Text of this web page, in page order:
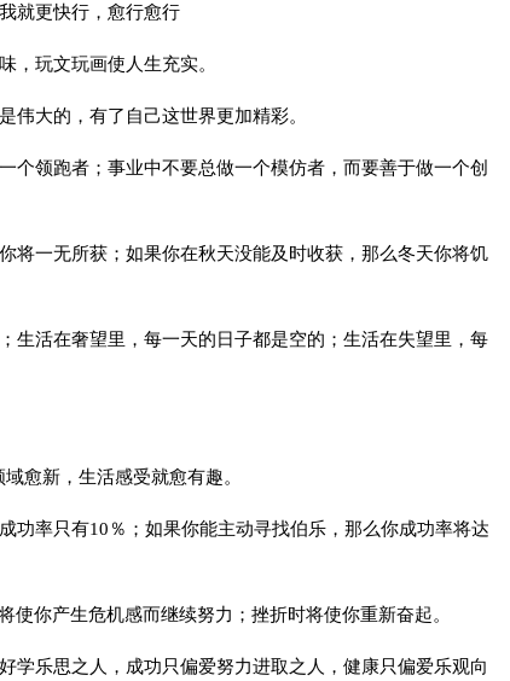
就更快行，愈行愈行
，玩文玩画使人生充实。
伟大的，有了自己这世界更加精彩。
个领跑者；事业中不要总做一个模仿者，而要善于做一个创
将一无所获；如果你在秋天没能及时收获，那么冬天你将饥
生活在奢望里，每一天的日子都是空的；生活在失望里，每
愈新，生活感受就愈有趣。
功率只有10％；如果你能主动寻找伯乐，那么你成功率将达
使你产生危机感而继续努力；挫折时将使你重新奋起。
学乐思之人，成功只偏爱努力进取之人，健康只偏爱乐观向